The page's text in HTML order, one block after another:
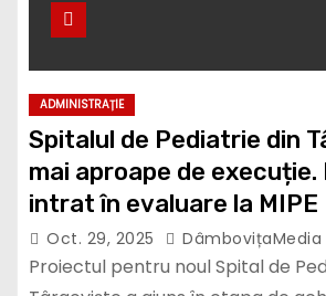
ADMINISTRAȚIE
Spitalul de Pediatrie din
mai aproape de
intrat în evaluare la MIPE
Oct. 29, 2025 DâmbovițaMedia
Proiectul pentru noul Spital de